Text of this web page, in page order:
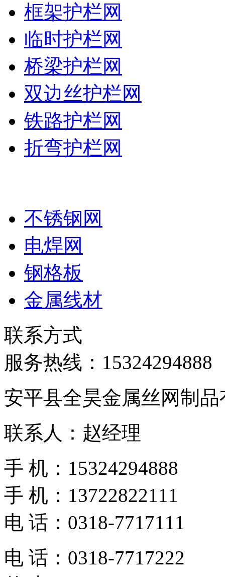
框架护栏网
临时护栏网
桥梁护栏网
双边丝护栏网
铁路护栏网
折弯护栏网
不锈钢网
电焊网
钢格板
金属线材
联系方式
服务热线： 15324294888
安平县全昊金属丝网制
联系人：赵经理
手 机：15324294888
手 机：13722822111
电 话：0318-7717111
电 话：0318-7717222